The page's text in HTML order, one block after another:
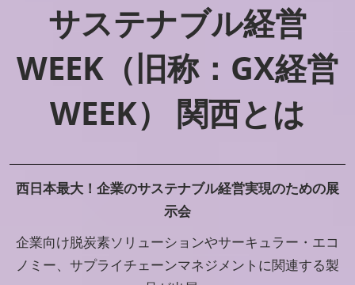
サステナブル経営
WEEK（旧称：GX経営
WEEK） 関西とは
西日本最大！企業のサステナブル経営実現のための展
示会
企業向け脱炭素ソリューションやサーキュラー・エコ
ノミー、サプライチェーンマネジメントに関連する製